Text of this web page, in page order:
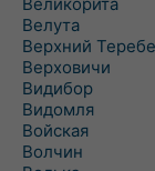
Велута
Верхний
Верховичи
Видибор
Видомля
Войская
Волчин